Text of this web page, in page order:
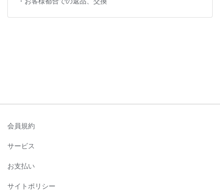
会員規約
サービス
お支払い
サイトポリシー